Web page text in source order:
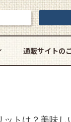
通販サイトの
トは？美味